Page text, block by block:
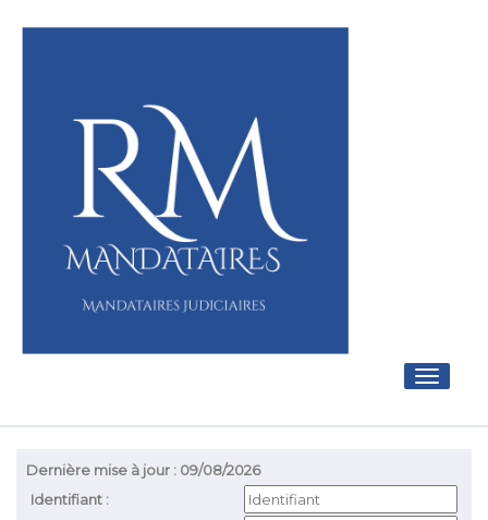
Toggle
Dernière mise à jour : 09/08/2026
Identifiant :